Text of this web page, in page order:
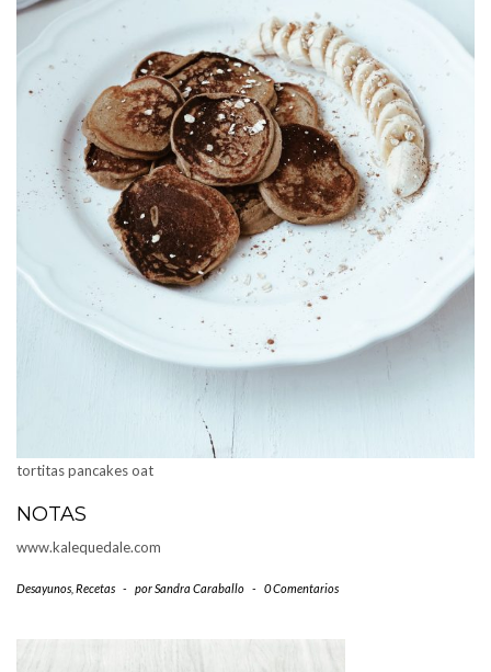
tortitas pancakes oat
NOTAS
www.kalequedale.com
Desayunos Recetas - porSandra Caraballo - 0 Comentarios